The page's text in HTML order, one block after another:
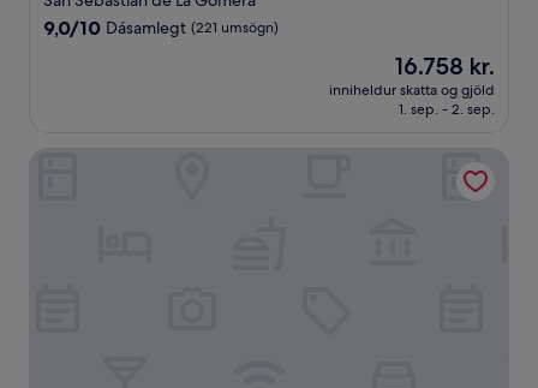
gististaður
9.0
9,0/10 Dásamlegt (221 umsögn)
Verðið
er
16.758 kr.
16.758 kr.
inniheldur skatta og gjöld
1. sep. - 2. sep.